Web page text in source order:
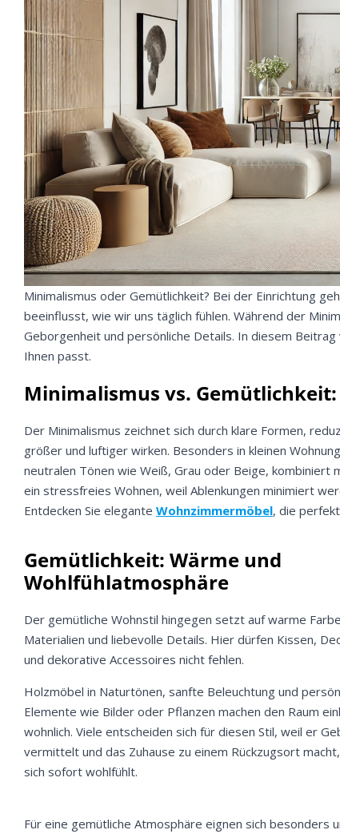
Minimalismus oder Gemütlichkeit? Bei der Einrichtung
beeinflusst, wie wir uns täglich fühlen. Während der
Geborgenheit und persönliche Details. In diesem
Ihnen passt.
Minimalismus vs.
Der Minimalismus zeichnet sich durch klare Formen,
größer und luftiger wirken. Besonders in kleinen
neutralen Tönen wie Weiß, Grau oder Beige,
ein stressfreies Wohnen, weil Ablenkungen minimiert
Entdecken Sie elegante Wohnzimmermöbel, die
Gemütlichkeit: Wärme und
Wohlfühlatmosphäre
Der gemütliche Wohnstil hingegen setzt auf warme
Materialien und liebevolle Details. Hier dürfen Kissen,
und dekorative Accessoires nicht fehlen.
Holzmöbel in Naturtönen, sanfte Beleuchtung und
Elemente wie Bilder oder Pflanzen machen den Raum
wohnlich. Viele entscheiden sich für diesen Stil, weil er
vermittelt und das Zuhause zu einem Rückzugsort
sich sofort wohlfühlt.
Für eine gemütliche Atmosphäre eignen sich besonders